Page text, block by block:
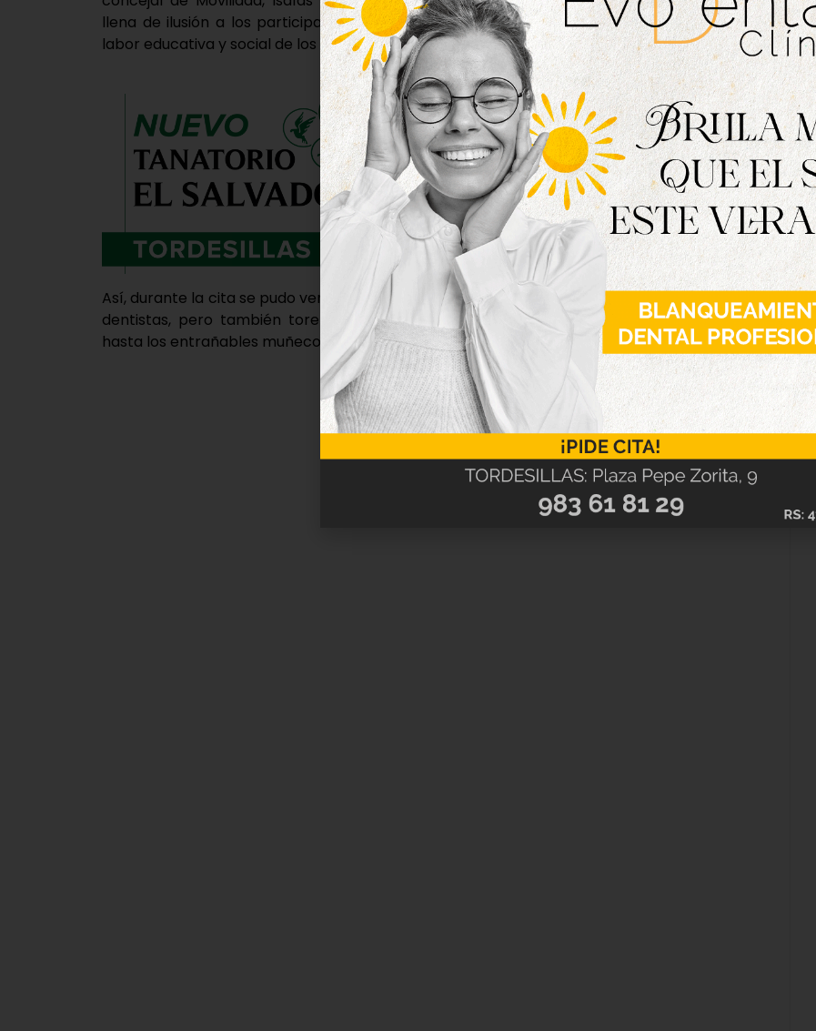
llena de ilusión a los participantes, demostrando «el respaldo del Ayuntamiento con la
labor educativa y social de los centros del municipio».
Así, durante la cita se pudo ver personal sanitario como doctores y enfermos, además de
dentistas, pero también toreros, piratas, esquiadores, a Luigi y a Mario, videojuegos y
hasta los entrañables muñecos ‘Furby’ de los noventa.